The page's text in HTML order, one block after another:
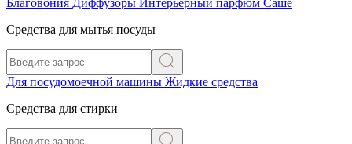
Благовония Диффузоры Интерьерный парфюм Саше
Средства для мытья посуды
Для посудомоечной машины Жидкие средства
Средства для стирки